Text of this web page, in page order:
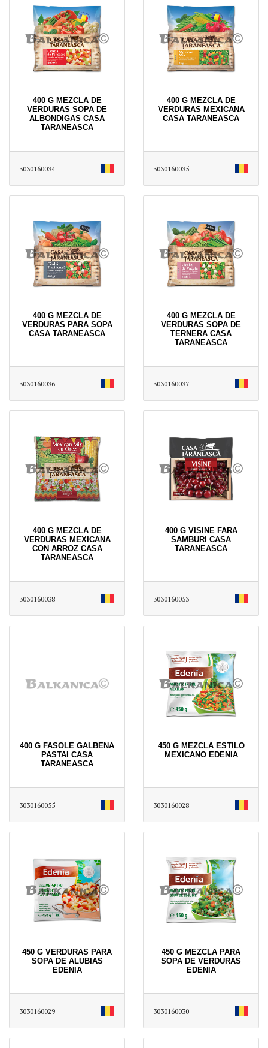
400 G MEZCLA DE
VERDURAS SOPA DE
ALBONDIGAS CASA
TARANEASCA
3030160034
400 G MEZCLA DE
VERDURAS MEXICANA
CASA TARANEASCA
3030160035
400 G MEZCLA DE
VERDURAS PARA SOPA
CASA TARANEASCA
3030160036
400 G MEZCLA DE
VERDURAS SOPA DE
TERNERA CASA
TARANEASCA
3030160037
400 G MEZCLA DE
VERDURAS MEXICANA
CON ARROZ CASA
TARANEASCA
3030160038
400 G VISINE FARA
SAMBURI CASA
TARANEASCA
3030160053
400 G FASOLE GALBENA
PASTAI CASA
TARANEASCA
3030160055
450 G MEZCLA ESTILO
MEXICANO EDENIA
3030160028
450 G VERDURAS PARA
SOPA DE ALUBIAS
EDENIA
3030160029
450 G MEZCLA PARA
SOPA DE VERDURAS
EDENIA
3030160030